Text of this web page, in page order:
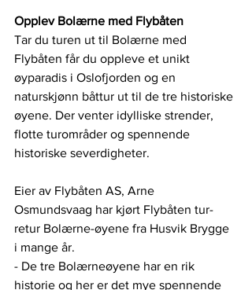
Opplev Bolærne med Flybåten
Tar du turen ut til Bolærne med
Flybåten får du oppleve et unikt
øyparadis i Oslofjorden og en
naturskjønn båttur ut til de tre historiske
øyene. Der venter idylliske strender,
flotte turområder og spennende
historiske severdigheter.
Eier av Flybåten AS, Arne
Osmundsvaag har kjørt Flybåten tur-
retur Bolærne-øyene fra Husvik Brygge
i mange år.
- De tre Bolærneøyene har en rik
historie og her er det mye spennende